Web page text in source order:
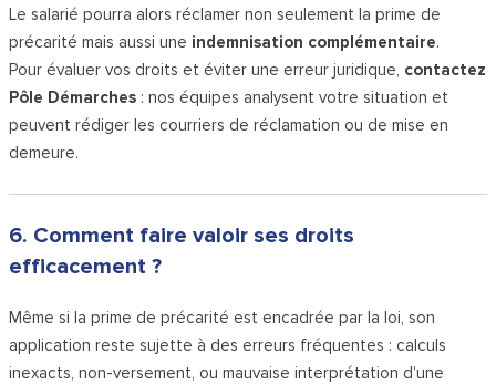
Le salarié pourra alors réclamer non seulement la prime de
précarité mais aussi une indemnisation complémentaire.
Pour évaluer vos droits et éviter une erreur juridique, contactez
Pôle Démarches : nos équipes analysent votre situation et
peuvent rédiger les courriers de réclamation ou de mise en
demeure.
6. Comment faire valoir ses droits
efficacement ?
Même si la prime de précarité est encadrée par la loi, son
application reste sujette à des erreurs fréquentes : calculs
inexacts, non-versement, ou mauvaise interprétation d’une